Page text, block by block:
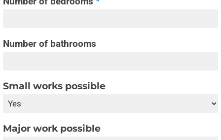
Number of bathrooms
Small works possible
Major work possible